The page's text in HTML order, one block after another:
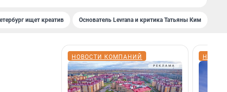
ищет креатив Основатель Levrana и критика Татьяны Ким
НОВОСТИ КОМПАНИЙ